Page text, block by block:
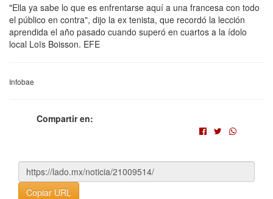
"Ella ya sabe lo que es enfrentarse aquí a una francesa con todo
el público en contra", dijo la ex tenista, que recordó la lección
aprendida el año pasado cuando superó en cuartos a la ídolo
local Loïs Boisson. EFE
Infobae
Compartir en:
Copiar URL